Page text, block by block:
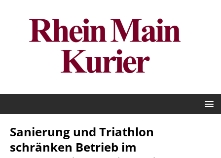
Sanierung und Triathlon
schränken Betrieb im